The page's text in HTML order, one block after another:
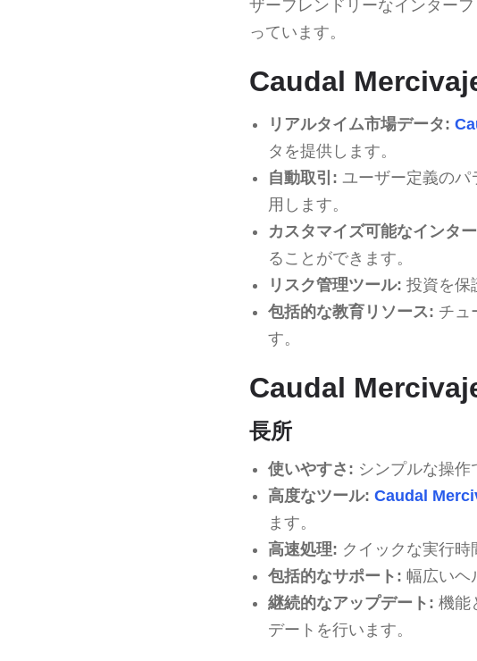
ザーフレンドリーなインター
っています。
Caudal
リアルタイム市場データ:
タを提供します。
自動取引: ユーザー定義の
用します。
カスタマイズ可能なインタ
ることができます。
リスク管理ツール: 投資を保
包括的な教育リソース: チュ
す。
Caudal
長所
使いやすさ: シンプルな操作
高度なツール: Caudal
ます。
高速処理: クイックな実行時
包括的なサポート: 幅広いヘ
継続的なアップデート: 機能
デートを行います。